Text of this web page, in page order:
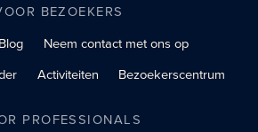
BEZOEKERS
Blog
Neem contact met ons op
Activiteiten Bezoekerscentrum
PROFESSIONALS